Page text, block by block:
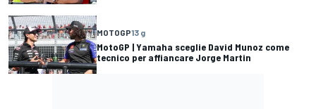
MOTOGP13 g
MotoGP | Yamaha sceglie David Munoz come
tecnico per affiancare Jorge Martin